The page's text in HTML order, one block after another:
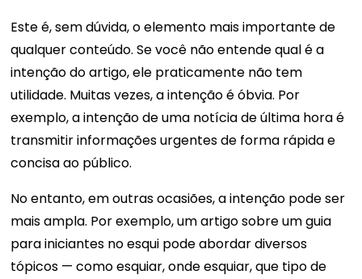
Este é, sem dúvida, o elemento mais importante de
qualquer conteúdo. Se você não entende qual é a
intenção do artigo, ele praticamente não tem
utilidade. Muitas vezes, a intenção é óbvia. Por
exemplo, a intenção de uma notícia de última hora é
transmitir informações urgentes de forma rápida e
concisa ao público.
No entanto, em outras ocasiões, a intenção pode ser
mais ampla. Por exemplo, um artigo sobre um guia
para iniciantes no esqui pode abordar diversos
tópicos — como esquiar, onde esquiar, que tipo de